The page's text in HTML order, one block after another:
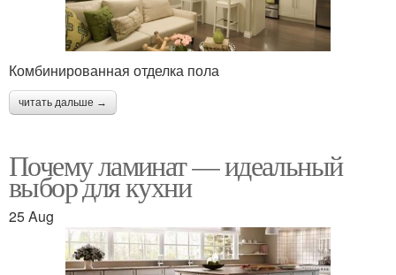
Комбинированная отделка пола
читать дальше →
Почему ламинат — идеальный
выбор для кухни
25 Aug